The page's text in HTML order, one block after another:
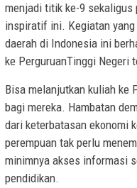
menjadi titik ke-9 sekaligus
inspiratif ini. Kegiatan
daerah di Indonesia ini
ke PerguruanTinggi Negeri
Bisa melanjutkan kuliah ke
bagi mereka. Hambatan
dari keterbatasan ekonomi
perempuan tak perlu
minimnya akses informasi
pendidikan.